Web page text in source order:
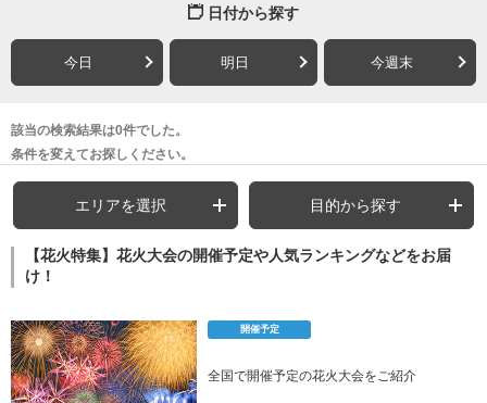
日付から探す
今日 明日 今週末
該当の検索結果は0件でした。
条件を変えてお探しください。
エリアを選択 目的から探す
【花火特集】花火大会の開催予定や人気ランキングなどをお届
け！
開催予定
全国で開催予定の花火大会をご紹介